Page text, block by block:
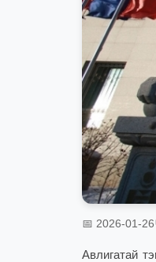
📅 2026-01-26
Авлигатай